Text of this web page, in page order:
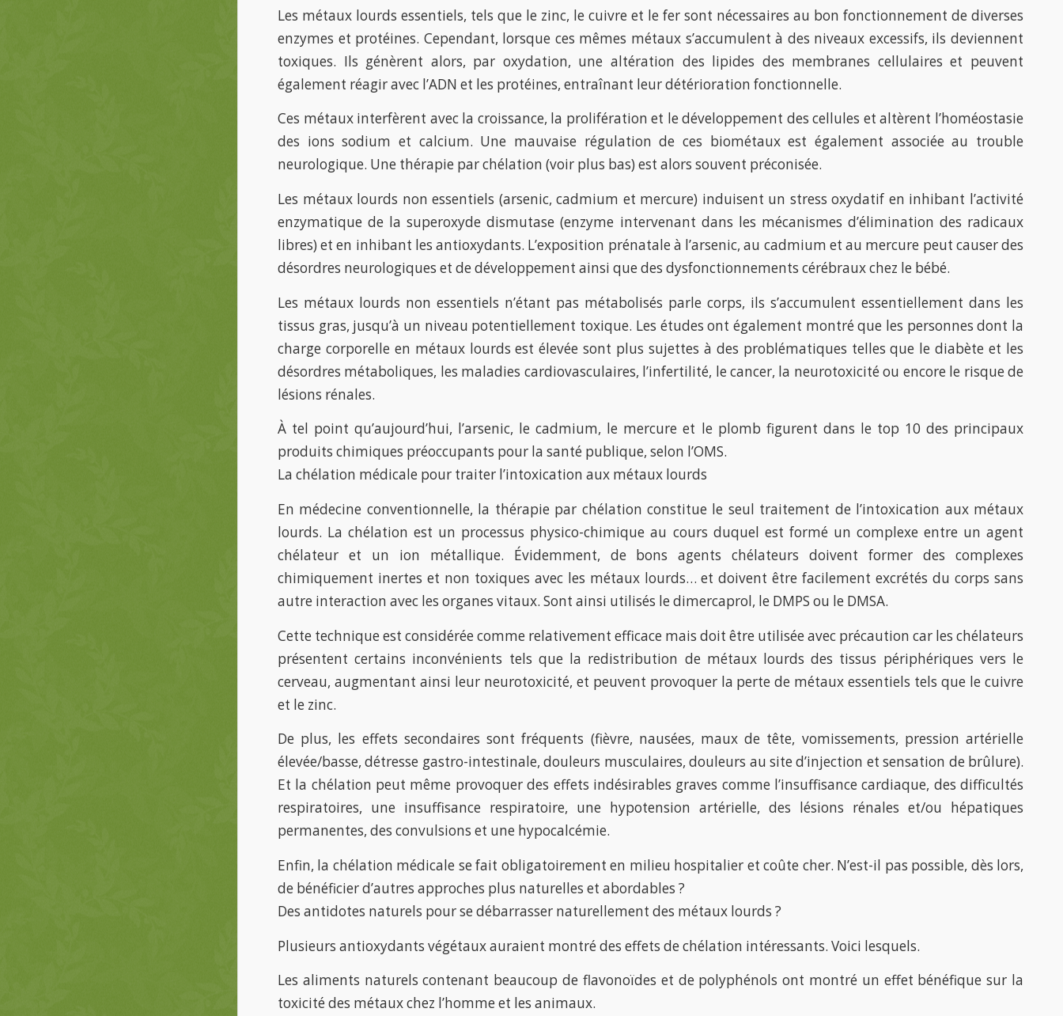
Les métaux lourds essentiels, tels que le zinc, le cuivre et le fer sont nécessaires au bon fonctionnement de diverses
enzymes et protéines. Cependant, lorsque ces mêmes métaux s’accumulent à des niveaux excessifs, ils deviennent
toxiques. Ils génèrent alors, par oxydation, une altération des lipides des membranes cellulaires et peuvent
également réagir avec l’ADN et les protéines, entraînant leur détérioration fonctionnelle.
Ces métaux interfèrent avec la croissance, la prolifération et le développement des cellules et altèrent l’homéostasie
des ions sodium et calcium. Une mauvaise régulation de ces biométaux est également associée au trouble
neurologique. Une thérapie par chélation (voir plus bas) est alors souvent préconisée.
Les métaux lourds non essentiels (arsenic, cadmium et mercure) induisent un stress oxydatif en inhibant l’activité
enzymatique de la superoxyde dismutase (enzyme intervenant dans les mécanismes d’élimination des radicaux
libres) et en inhibant les antioxydants. L’exposition prénatale à l’arsenic, au cadmium et au mercure peut causer des
désordres neurologiques et de développement ainsi que des dysfonctionnements cérébraux chez le bébé.
Les métaux lourds non essentiels n’étant pas métabolisés parle corps, ils s’accumulent essentiellement dans les
tissus gras, jusqu’à un niveau potentiellement toxique. Les études ont également montré que les personnes dont la
charge corporelle en métaux lourds est élevée sont plus sujettes à des problématiques telles que le diabète et les
désordres métaboliques, les maladies cardiovasculaires, l’infertilité, le cancer, la neurotoxicité ou encore le risque de
lésions rénales.
À tel point qu’aujourd’hui, l’arsenic, le cadmium, le mercure et le plomb figurent dans le top 10 des principaux
produits chimiques préoccupants pour la santé publique, selon l’OMS.
La chélation médicale pour traiter l’intoxication aux métaux lourds
En médecine conventionnelle, la thérapie par chélation constitue le seul traitement de l’intoxication aux métaux
lourds. La chélation est un processus physico-chimique au cours duquel est formé un complexe entre un agent
chélateur et un ion métallique. Évidemment, de bons agents chélateurs doivent former des complexes
chimiquement inertes et non toxiques avec les métaux lourds… et doivent être facilement excrétés du corps sans
autre interaction avec les organes vitaux. Sont ainsi utilisés le dimercaprol, le DMPS ou le DMSA.
Cette technique est considérée comme relativement efficace mais doit être utilisée avec précaution car les chélateurs
présentent certains inconvénients tels que la redistribution de métaux lourds des tissus périphériques vers le
cerveau, augmentant ainsi leur neurotoxicité, et peuvent provoquer la perte de métaux essentiels tels que le cuivre
et le zinc.
De plus, les effets secondaires sont fréquents (fièvre, nausées, maux de tête, vomissements, pression artérielle
élevée/basse, détresse gastro-intestinale, douleurs musculaires, douleurs au site d’injection et sensation de brûlure).
Et la chélation peut même provoquer des effets indésirables graves comme l’insuffisance cardiaque, des difficultés
respiratoires, une insuffisance respiratoire, une hypotension artérielle, des lésions rénales et/ou hépatiques
permanentes, des convulsions et une hypocalcémie.
Enfin, la chélation médicale se fait obligatoirement en milieu hospitalier et coûte cher. N’est-il pas possible, dès lors,
de bénéficier d’autres approches plus naturelles et abordables ?
Des antidotes naturels pour se débarrasser naturellement des métaux lourds ?
Plusieurs antioxydants végétaux auraient montré des effets de chélation intéressants. Voici lesquels.
Les aliments naturels contenant beaucoup de flavonoïdes et de polyphénols ont montré un effet bénéfique sur la
toxicité des métaux chez l’homme et les animaux.